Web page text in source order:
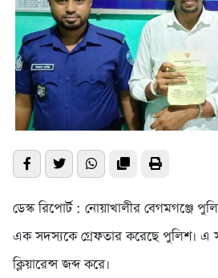
ডেস্ক রিপোর্ট : নোয়াখালীর বেগমগঞ্জে
এক সদস্যকে গ্রেফতার করেছে পুলিশ।
ক্লিয়ারেন্স জব্দ করে।